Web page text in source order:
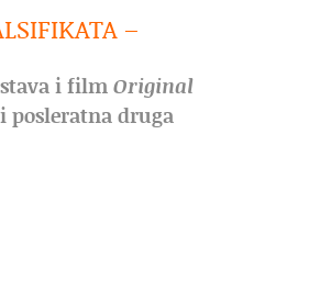
–
i filmOriginal
posleratna druga